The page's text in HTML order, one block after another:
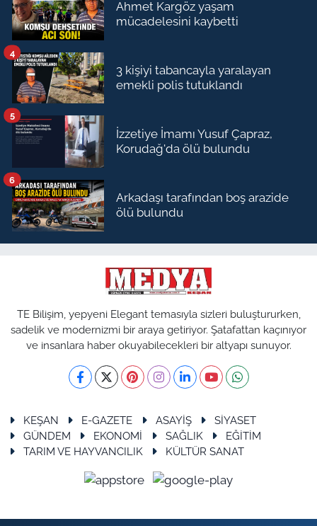
Ahmet Kargöz yaşam
mücadelesini kaybetti
3 kişiyi tabancayla yaralayan
emekli polis tutuklandı
4
İzzetiye İmamı Yusuf Çapraz,
Korudağ'da ölü bulundu
5
Arkadaşı tarafından boş arazide
ölü bulundu
6
TE Bilişim, yepyeni Elegant temasıyla sizleri buluştururken,
sadelik ve modernizmi bir araya getiriyor. Şatafattan kaçınıyor
ve insanlara haber okuyabilecekleri bir altyapı sunuyor.
KEŞAN E-GAZETE ASAYİŞ
SİYASET
GÜNDEM
EKONOMİ SAĞLIK
EĞİTİM
TARIM VE HAYVANCILIK
KÜLTÜR SANAT